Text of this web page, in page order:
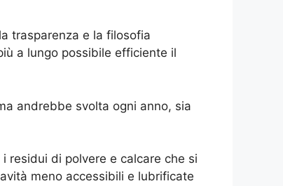
trasparenza e la filosofia
a lungo possibile efficiente il
andrebbe svolta ogni anno, sia
residui di polvere e calcare che si
meno accessibili e lubrificate